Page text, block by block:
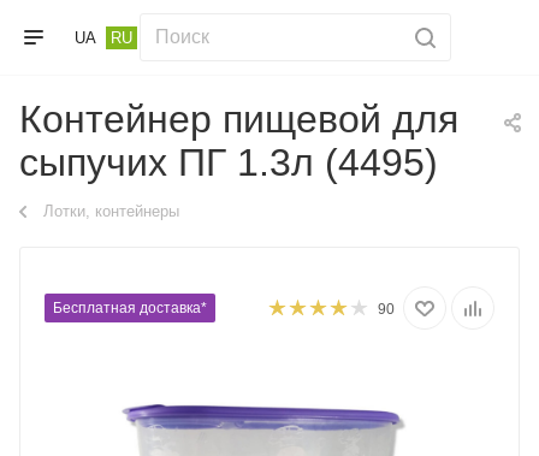
UA RU
Контейнер пищевой для
сыпучих ПГ 1.3л (4495)
Лотки, контейнеры
Бесплатная доставка* 90